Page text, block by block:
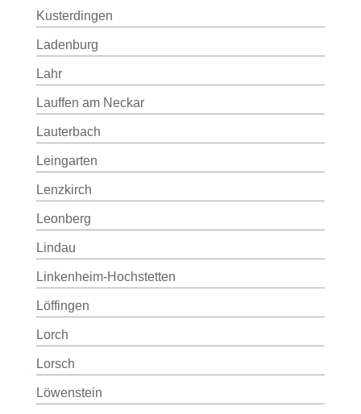
Kusterdingen
Ladenburg
Lahr
Lauffen am Neckar
Lauterbach
Leingarten
Lenzkirch
Leonberg
Lindau
Linkenheim-Hochstetten
Löffingen
Lorch
Lorsch
Löwenstein